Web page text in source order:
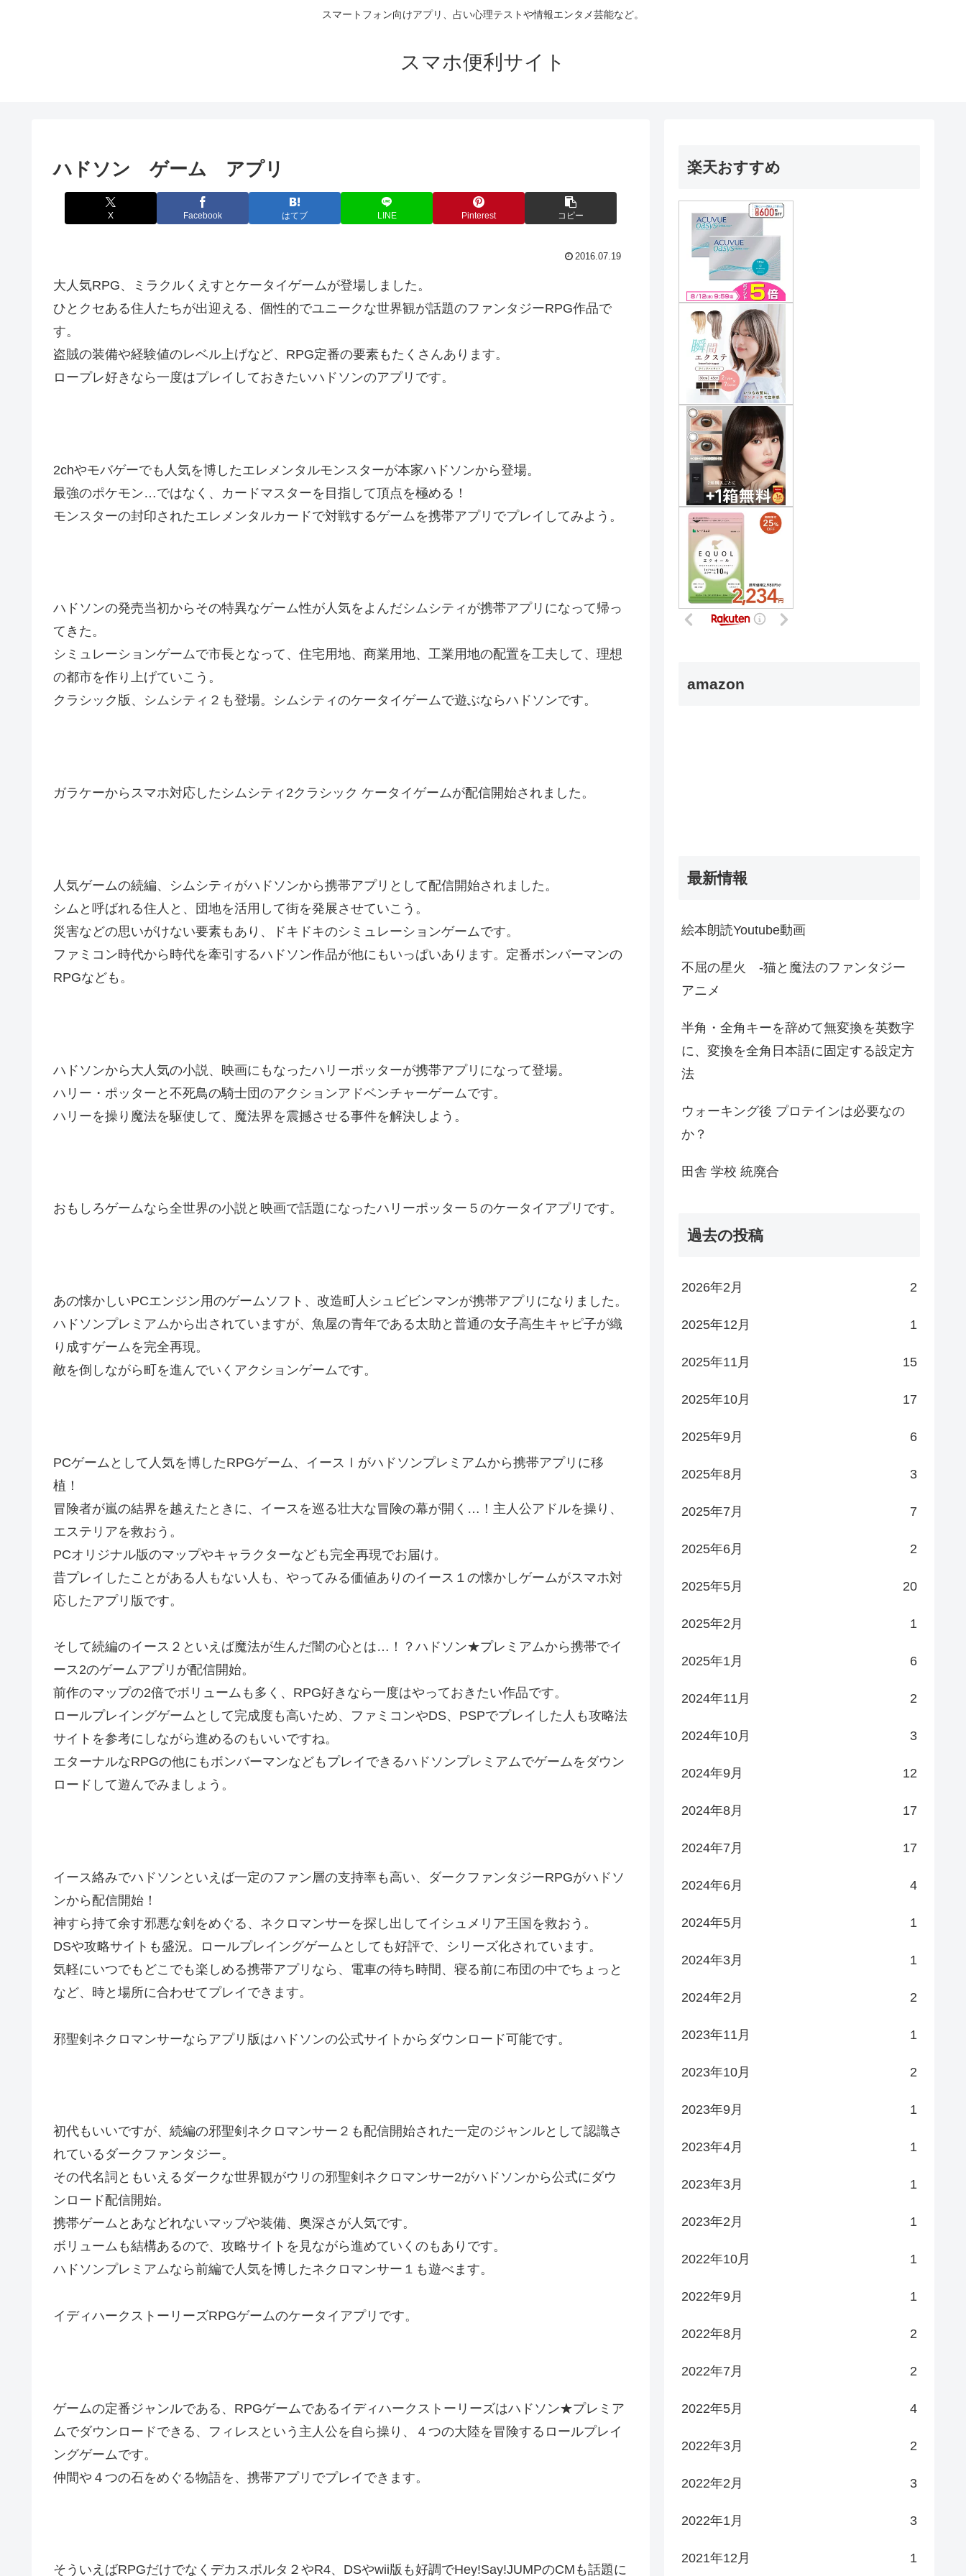
スマートフォン向けアプリ、占い心理テストや情報エンタメ芸能など。
スマホ便利サイト
ハドソン ゲーム アプリ
X Facebook はてブ LINE Pinterest コピー
2016.07.19
大人気RPG、ミラクルくえすとケータイゲームが登場しました。
ひとクセある住人たちが出迎える、個性的でユニークな世界観が話題のファンタジーRPG作品で
す。
盗賊の装備や経験値のレベル上げなど、RPG定番の要素もたくさんあります。
ロープレ好きなら一度はプレイしておきたいハドソンのアプリです。
2chやモバゲーでも人気を博したエレメンタルモンスターが本家ハドソンから登場。
最強のポケモン…ではなく、カードマスターを目指して頂点を極める！
モンスターの封印されたエレメンタルカードで対戦するゲームを携帯アプリでプレイしてみよう。
ハドソンの発売当初からその特異なゲーム性が人気をよんだシムシティが携帯アプリになって帰っ
てきた。
シミュレーションゲームで市長となって、住宅用地、商業用地、工業用地の配置を工夫して、理想
の都市を作り上げていこう。
クラシック版、シムシティ２も登場。シムシティのケータイゲームで遊ぶならハドソンです。
ガラケーからスマホ対応したシムシティ2クラシック ケータイゲームが配信開始されました。
人気ゲームの続編、シムシティがハドソンから携帯アプリとして配信開始されました。
シムと呼ばれる住人と、団地を活用して街を発展させていこう。
災害などの思いがけない要素もあり、ドキドキのシミュレーションゲームです。
ファミコン時代から時代を牽引するハドソン作品が他にもいっぱいあります。定番ボンバーマンの
RPGなども。
ハドソンから大人気の小説、映画にもなったハリーポッターが携帯アプリになって登場。
ハリー・ポッターと不死鳥の騎士団のアクションアドベンチャーゲームです。
ハリーを操り魔法を駆使して、魔法界を震撼させる事件を解決しよう。
おもしろゲームなら全世界の小説と映画で話題になったハリーポッター５のケータイアプリです。
あの懐かしいPCエンジン用のゲームソフト、改造町人シュビビンマンが携帯アプリになりました。
ハドソンプレミアムから出されていますが、魚屋の青年である太助と普通の女子高生キャピ子が織
り成すゲームを完全再現。
敵を倒しながら町を進んでいくアクションゲームです。
PCゲームとして人気を博したRPGゲーム、イースⅠがハドソンプレミアムから携帯アプリに移
植！
冒険者が嵐の結界を越えたときに、イースを巡る壮大な冒険の幕が開く…！主人公アドルを操り、
エステリアを救おう。
PCオリジナル版のマップやキャラクターなども完全再現でお届け。
昔プレイしたことがある人もない人も、やってみる価値ありのイース１の懐かしゲームがスマホ対
応したアプリ版です。
そして続編のイース２といえば魔法が生んだ闇の心とは…！？ハドソン★プレミアムから携帯でイ
ース2のゲームアプリが配信開始。
前作のマップの2倍でボリュームも多く、RPG好きなら一度はやっておきたい作品です。
ロールプレイングゲームとして完成度も高いため、ファミコンやDS、PSPでプレイした人も攻略法
サイトを参考にしながら進めるのもいいですね。
エターナルなRPGの他にもボンバーマンなどもプレイできるハドソンプレミアムでゲームをダウン
ロードして遊んでみましょう。
イース絡みでハドソンといえば一定のファン層の支持率も高い、ダークファンタジーRPGがハドソ
ンから配信開始！
神すら持て余す邪悪な剣をめぐる、ネクロマンサーを探し出してイシュメリア王国を救おう。
DSや攻略サイトも盛況。ロールプレイングゲームとしても好評で、シリーズ化されています。
気軽にいつでもどこでも楽しめる携帯アプリなら、電車の待ち時間、寝る前に布団の中でちょっと
など、時と場所に合わせてプレイできます。
邪聖剣ネクロマンサーならアプリ版はハドソンの公式サイトからダウンロード可能です。
初代もいいですが、続編の邪聖剣ネクロマンサー２も配信開始された一定のジャンルとして認識さ
れているダークファンタジー。
その代名詞ともいえるダークな世界観がウリの邪聖剣ネクロマンサー2がハドソンから公式にダウ
ンロード配信開始。
携帯ゲームとあなどれないマップや装備、奥深さが人気です。
ボリュームも結構あるので、攻略サイトを見ながら進めていくのもありです。
ハドソンプレミアムなら前編で人気を博したネクロマンサー１も遊べます。
イディハークストーリーズRPGゲームのケータイアプリです。
ゲームの定番ジャンルである、RPGゲームであるイディハークストーリーズはハドソン★プレミア
ムでダウンロードできる、フィレスという主人公を自ら操り、４つの大陸を冒険するロールプレイ
ングゲームです。
仲間や４つの石をめぐる物語を、携帯アプリでプレイできます。
そういえばRPGだけでなくデカスポルタ２やR4、DSやwii版も好調でHey!Say!JUMPのCMも話題に
楽天おすすめ
amazon
最新情報
絵本朗読Youtube動画
不屈の星火 -猫と魔法のファンタジー
アニメ
半角・全角キーを辞めて無変換を英数字
に、変換を全角日本語に固定する設定方
法
ウォーキング後 プロテインは必要なの
か？
田舎 学校 統廃合
過去の投稿
2026年2月 2
2025年12月 1
2025年11月 15
2025年10月 17
2025年9月 6
2025年8月 3
2025年7月 7
2025年6月 2
2025年5月 20
2025年2月 1
2025年1月 6
2024年11月 2
2024年10月 3
2024年9月 12
2024年8月 17
2024年7月 17
2024年6月 4
2024年5月 1
2024年3月 1
2024年2月 2
2023年11月 1
2023年10月 2
2023年9月 1
2023年4月 1
2023年3月 1
2023年2月 1
2022年10月 1
2022年9月 1
2022年8月 2
2022年7月 2
2022年5月 4
2022年3月 2
2022年2月 3
2022年1月 3
2021年12月 1